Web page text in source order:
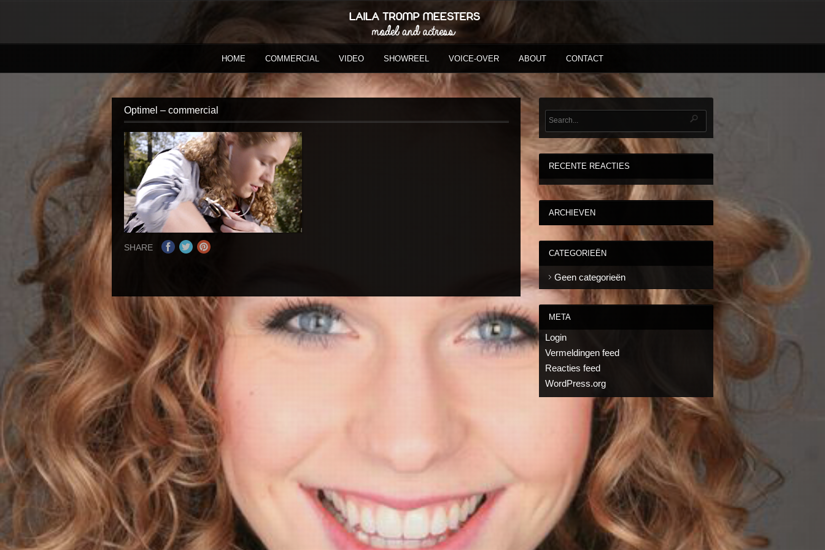
HOME COMMERCIAL VIDEO SHOWREEL VOICE-OVER ABOUT CONTACT
Optimel – commercial
SHARE
RECENTE REACTIES
ARCHIEVEN
CATEGORIEËN
Geen categorieën
META
Login
Vermeldingen feed
Reacties feed
WordPress.org